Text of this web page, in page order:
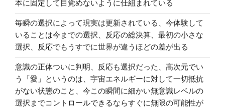
本に固定して目覚めないように仕組まれている
毎瞬の選択によって現実は更新されている、今体験して
いることは今までの選択、反応の総決算、最初の小さな
選択、反応でもうすでに世界が違うほどの差が出る
意識の正体ついに判明、反応も選択だった、高次元でい
う「愛」というのは、宇宙エネルギーに対して一切抵抗
がない状態のこと、今この瞬間に細かい無意識レベルの
選択までコントロールできるならすぐに無限の可能性が